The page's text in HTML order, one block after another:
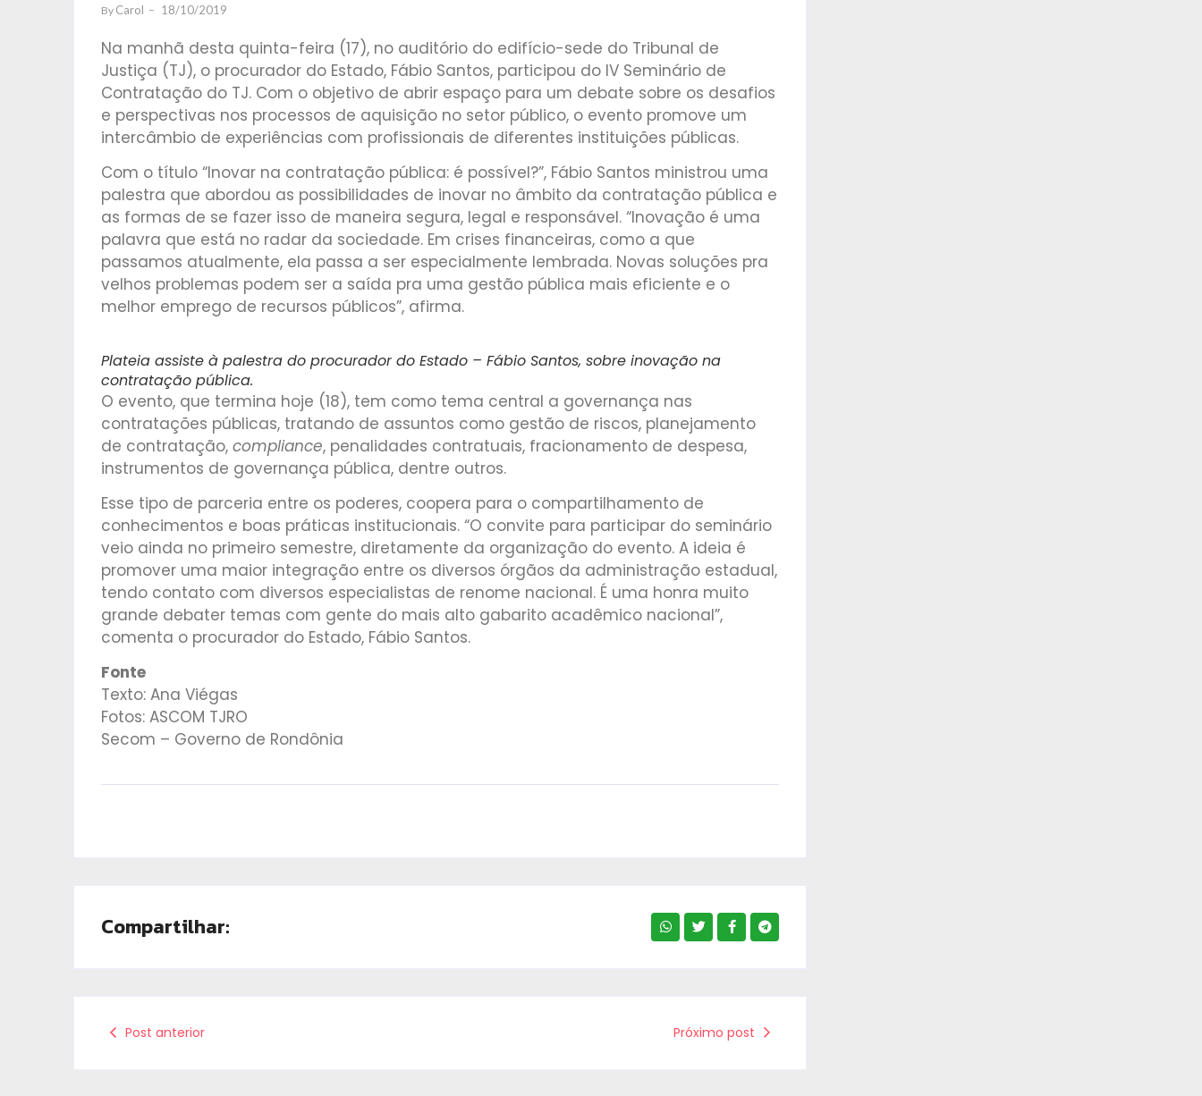
By Carol 18/10/2019
Na manhã desta quinta-feira (17), no auditório do edifício-sede do Tribunal de
Justiça (TJ), o procurador do Estado, Fábio Santos, participou do IV Seminário de
Contratação do TJ. Com o objetivo de abrir espaço para um debate sobre os desafios
e perspectivas nos processos de aquisição no setor público, o evento promove um
intercâmbio de experiências com profissionais de diferentes instituições públicas.
Com o título “Inovar na contratação pública: é possível?”, Fábio Santos ministrou uma
palestra que abordou as possibilidades de inovar no âmbito da contratação pública e
as formas de se fazer isso de maneira segura, legal e responsável. “Inovação é uma
palavra que está no radar da sociedade. Em crises financeiras, como a que
passamos atualmente, ela passa a ser especialmente lembrada. Novas soluções pra
velhos problemas podem ser a saída pra uma gestão pública mais eficiente e o
melhor emprego de recursos públicos”, afirma.
Plateia assiste à palestra do procurador do Estado – Fábio Santos, sobre inovação na
contratação pública.
O evento, que termina hoje (18), tem como tema central a governança nas
contratações públicas, tratando de assuntos como gestão de riscos, planejamento
de contratação, compliance, penalidades contratuais, fracionamento de despesa,
instrumentos de governança pública, dentre outros.
Esse tipo de parceria entre os poderes, coopera para o compartilhamento de
conhecimentos e boas práticas institucionais. “O convite para participar do seminário
veio ainda no primeiro semestre, diretamente da organização do evento. A ideia é
promover uma maior integração entre os diversos órgãos da administração estadual,
tendo contato com diversos especialistas de renome nacional. É uma honra muito
grande debater temas com gente do mais alto gabarito acadêmico nacional”,
comenta o procurador do Estado, Fábio Santos.
Fonte
Texto: Ana Viégas
Fotos: ASCOM TJRO
Secom – Governo de Rondônia
Compartilhar:
Post anterior Próximo post